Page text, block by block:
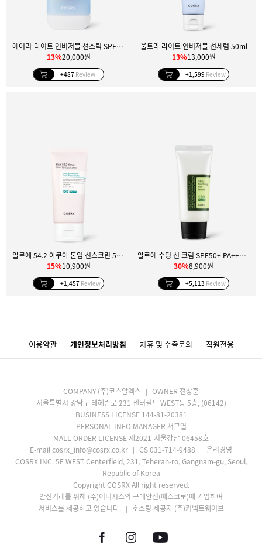
에어리-라이트 인비저블 선스틱 SPF50+ PA++++
13%20,000원
+487 Review
울트라 라이트 인비저블 선세럼 50ml
13%13,000원
+1,599 Review
알로에 54.2 아쿠아 톤업 선스크린 50ml
15%10,900원
+1,457 Review
알로에 수딩 선 크림 SPF50+ PA+++ 50ml
30%8,900원
+5,113 Review
이용약관 개인정보처리방침 제휴 및 수출문의 직원전용
COMPANY (주)코스알엑스
OWNER 전상훈
서울특별시 강남구 테헤란로 231 센터필드 WEST동 5층, (06142)
BUSINESS LICENSE 144-81-20381
PERSONAL INFO.MANAGER 서무열
MALL ORDER LICENSE 제2021-서울강남-06458호
E-mail cosrx_info@cosrx.co.kr
CS 031-714-9488
윤리경영
COSRX INC. 5F WEST Centerfield, 231, Teheran-ro, Gangnam-gu, Seoul,
Republic of Korea
Copyright COSRX All right reserved.
안전거래를 위해 (주)이니시스의 구매안전(에스크로)에 가입하여
서비스를 제공하고 있습니다.
호스팅 제공자 (주)커넥트웨이브